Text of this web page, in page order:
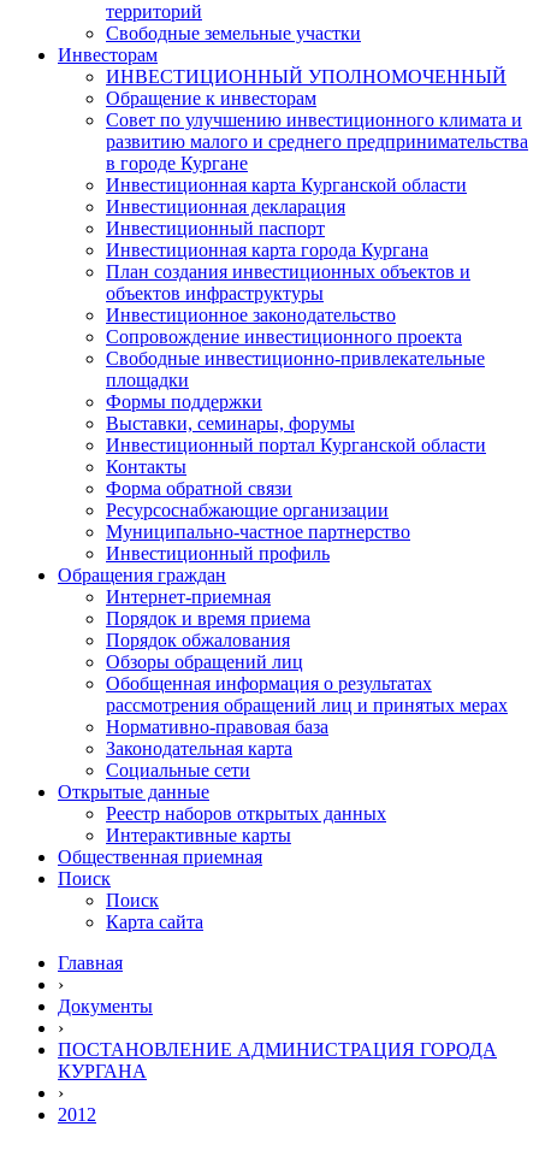
территорий
Свободные земельные участки
Инвесторам
ИНВЕСТИЦИОННЫЙ УПОЛНОМОЧЕННЫЙ
Обращение к инвесторам
Совет по улучшению инвестиционного климата и
развитию малого и среднего предпринимательства
в городе Кургане
Инвестиционная карта Курганской области
Инвестиционная декларация
Инвестиционный паспорт
Инвестиционная карта города Кургана
План создания инвестиционных объектов и
объектов инфраструктуры
Инвестиционное законодательство
Сопровождение инвестиционного проекта
Свободные инвестиционно-привлекательные
площадки
Формы поддержки
Выставки, семинары, форумы
Инвестиционный портал Курганской области
Контакты
Форма обратной связи
Ресурсоснабжающие организации
Муниципально-частное партнерство
Инвестиционный профиль
Обращения граждан
Интернет-приемная
Порядок и время приема
Порядок обжалования
Обзоры обращений лиц
Обобщенная информация о результатах
рассмотрения обращений лиц и принятых мерах
Нормативно-правовая база
Законодательная карта
Социальные сети
Открытые данные
Реестр наборов открытых данных
Интерактивные карты
Общественная приемная
Поиск
Поиск
Карта сайта
Главная
›
Документы
›
ПОСТАНОВЛЕНИЕ АДМИНИСТРАЦИЯ ГОРОДА
КУРГАНА
›
2012